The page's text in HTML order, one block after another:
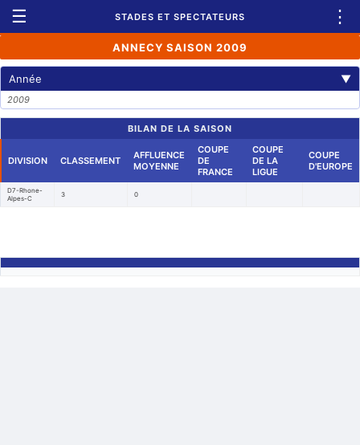
☰ STADES ET SPECTATEURS ⋮
ANNECY SAISON 2009
Année ▼
2009
BILAN DE LA SAISON
DIVISION CLASSEMENT
AFFLUENCE
MOYENNE
COUPE
DE
FRANCE
COUPE
DE LA
LIGUE
COUPE
D'EUROPE
D7-Rhone-
Alpes-C
3 0